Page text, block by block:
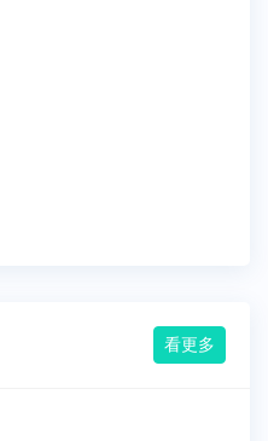
看更多